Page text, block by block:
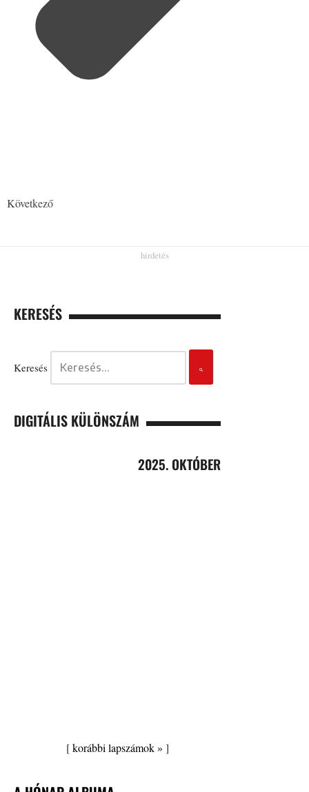
Következő
KERESÉS
Keresés
DIGITÁLIS KÜLÖNSZÁM
2025. OKTÓBER
[korábbi lapszámok » ]